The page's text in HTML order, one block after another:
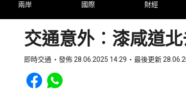
兩岸 國際 財經
交通意外︰漆咸道
即時交通 發佈 28.06.2025 14:29 最後更新
Share to Facebook
Share to WhatsApp